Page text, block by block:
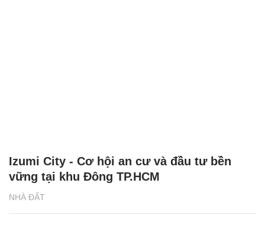
NHÀ ĐẤT
Izumi City - Cơ hội an cư và đầu tư bền
vững tại khu Đông TP.HCM